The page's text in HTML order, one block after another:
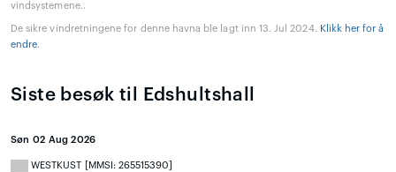
vindsystemene..
De sikre vindretningene for denne havna ble lagt inn 13. Jul 2024. Klikk her for å
endre.
Siste besøk til Edshultshall
Søn 02 Aug 2026
WESTKUST [MMSI: 265515390]